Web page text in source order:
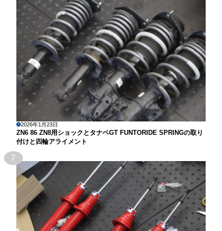
2026年1月23日
ZN6 86 ZN8用ショックとタナベGT FUNTORIDE SPRINGの取り
付けと四輪アライメント
7